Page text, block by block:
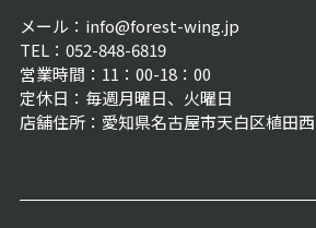
メール：info@forest-wing.jp
TEL：052-848-6819
営業時間：11：00-18：00
定休日：毎週月曜日、火曜日
店舗住所：愛知県名古屋市天白区植田